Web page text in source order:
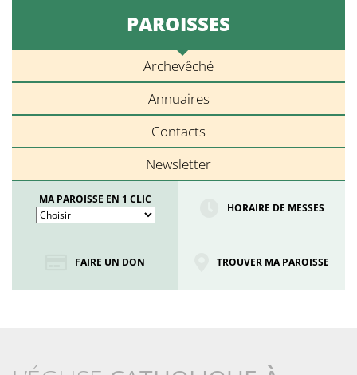
PAROISSES
Archevêché
Annuaires
Contacts
Newsletter
MA PAROISSE EN 1 CLIC
HORAIRE DE MESSES
FAIRE UN DON TROUVER MA PAROISSE